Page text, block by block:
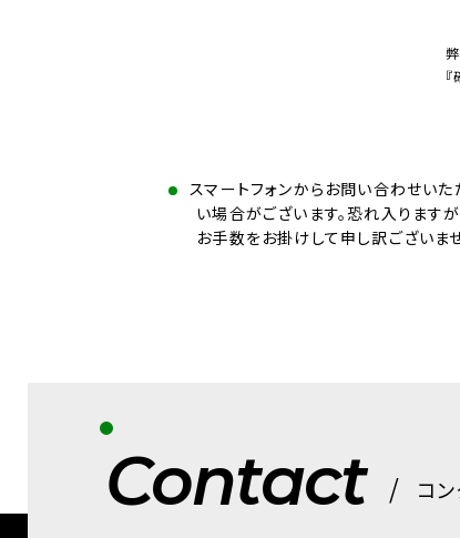
スマートフォンからお問い合わせい
い場合がございます。恐れ入ります
お手数をお掛けして申し訳ございま
Contact コ